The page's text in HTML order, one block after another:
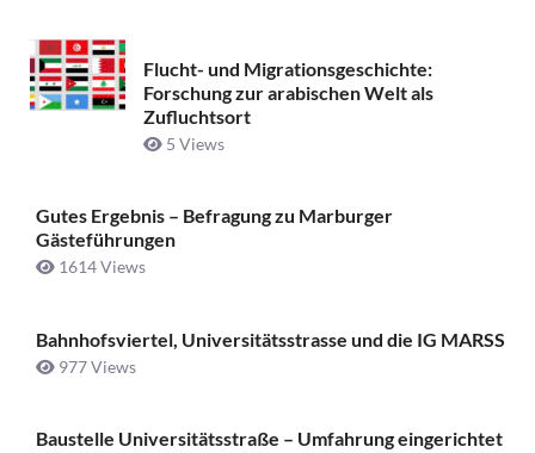
Flucht- und Migrationsgeschichte:
Forschung zur arabischen Welt als
Zufluchtsort
5 Views
Gutes Ergebnis – Befragung zu Marburger
Gästeführungen
1614 Views
Bahnhofsviertel, Universitätsstrasse und die IG MARSS
977 Views
Baustelle Universitätsstraße ­– Umfahrung eingerichtet